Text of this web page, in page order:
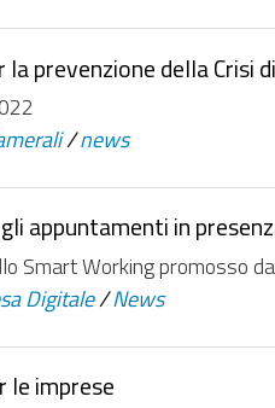
prevenzione della Crisi
/news
appuntamenti in
Smart Working promosso
Digitale /News
le imprese